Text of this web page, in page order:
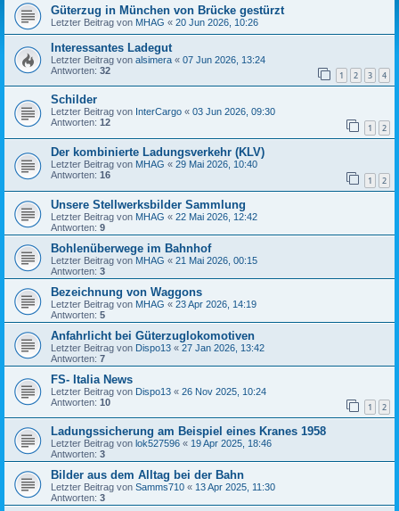
Güterzug in München von Brücke gestürzt
Letzter Beitrag von MHAG « 20 Jun 2026, 10:26
Interessantes Ladegut
Letzter Beitrag von alsimera « 07 Jun 2026, 13:24
Antworten: 32 1 2 3 4
Schilder
Letzter Beitrag von InterCargo « 03 Jun 2026, 09:30
Antworten: 12 1 2
Der kombinierte Ladungsverkehr (KLV)
Letzter Beitrag von MHAG « 29 Mai 2026, 10:40
Antworten: 16 1 2
Unsere Stellwerksbilder Sammlung
Letzter Beitrag von MHAG « 22 Mai 2026, 12:42
Antworten: 9
Bohlenüberwege im Bahnhof
Letzter Beitrag von MHAG « 21 Mai 2026, 00:15
Antworten: 3
Bezeichnung von Waggons
Letzter Beitrag von MHAG « 23 Apr 2026, 14:19
Antworten: 5
Anfahrlicht bei Güterzuglokomotiven
Letzter Beitrag von Dispo13 « 27 Jan 2026, 13:42
Antworten: 7
FS- Italia News
Letzter Beitrag von Dispo13 « 26 Nov 2025, 10:24
Antworten: 10 1 2
Ladungssicherung am Beispiel eines Kranes 1958
Letzter Beitrag von lok527596 « 19 Apr 2025, 18:46
Antworten: 3
Bilder aus dem Alltag bei der Bahn
Letzter Beitrag von Samms710 « 13 Apr 2025, 11:30
Antworten: 3